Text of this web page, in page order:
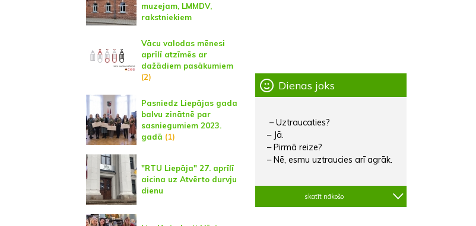
muzejam, LMMDV,
rakstniekiem
Vācu valodas mēnesi
aprīlī atzīmēs ar
dažādiem pasākumiem
(2)
Pasniedz Liepājas gada
balvu zinātnē par
sasniegumiem 2023.
gadā (1)
"RTU Liepāja" 27. aprīlī
aicina uz Atvērto durvju
dienu
Dienas joks
– Uztraucaties?
– Jā.
– Pirmā reize?
– Nē, esmu uztraucies arī agrāk.
skatīt nākošo